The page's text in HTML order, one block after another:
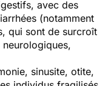
avec des
(notamment
qui sont de surcroît
sinusite, otite,